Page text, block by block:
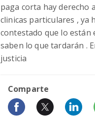
paga corta hay derecho
clinicas particulares , ya
contestado que lo están
saben lo que tardarán .
justicia
Comparte